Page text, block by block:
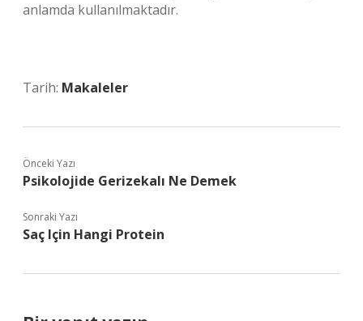
anlamda kullanılmaktadır.
Tarih: Makaleler
Önceki Yazı
Psikolojide Gerizekalı Ne Demek
Sonraki Yazı
Saç Için Hangi Protein